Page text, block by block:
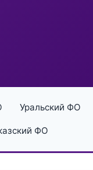
Уральский ФО
ФО